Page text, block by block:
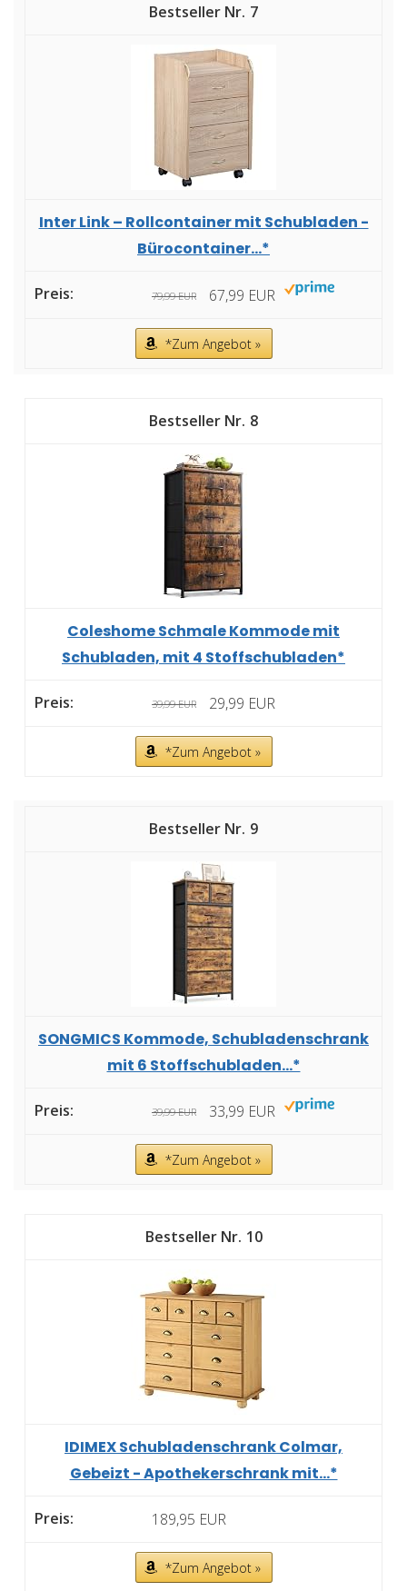
7
Inter Link – Rollcontainer mit Schubladen -
Bürocontainer...*
79,99 EUR 67,99 EUR
*Zum Angebot »
8
Coleshome Schmale Kommode mit
Schubladen, mit 4 Stoffschubladen*
39,99 EUR 29,99 EUR
*Zum Angebot »
9
SONGMICS Kommode, Schubladenschrank
mit 6 Stoffschubladen...*
39,99 EUR 33,99 EUR
*Zum Angebot »
10
IDIMEX Schubladenschrank Colmar,
Gebeizt - Apothekerschrank mit...*
189,95 EUR
*Zum Angebot »